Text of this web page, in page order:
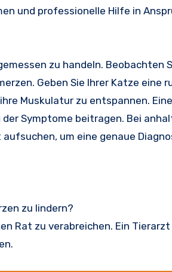
und professionelle Hilfe in
zu handeln. Beobachten
Geben Sie Ihrer Katze eine
Muskulatur zu entspannen.
Symptome beitragen. Bei
um eine genaue
zu lindern?
Rat zu verabreichen. Ein